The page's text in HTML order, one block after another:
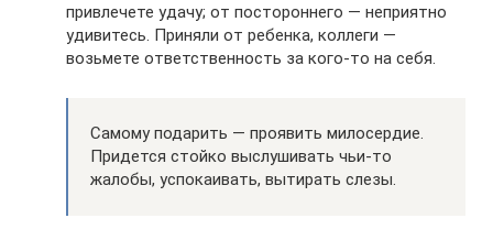
привлечете удачу; от постороннего — неприятно
удивитесь. Приняли от ребенка, коллеги —
возьмете ответственность за кого-то на себя.
Самому подарить — проявить милосердие.
Придется стойко выслушивать чьи-то
жалобы, успокаивать, вытирать слезы.